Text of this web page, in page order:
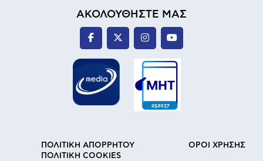
ΑΚΟΛΟΥΘΗΣΤΕ ΜΑΣ
ΠΟΛΙΤΙΚΗ ΑΠΟΡΡΗΤΟΥ
ΟΡΟΙ ΧΡΗΣΗΣ
ΠΟΛΙΤΙΚΗ COOKIES